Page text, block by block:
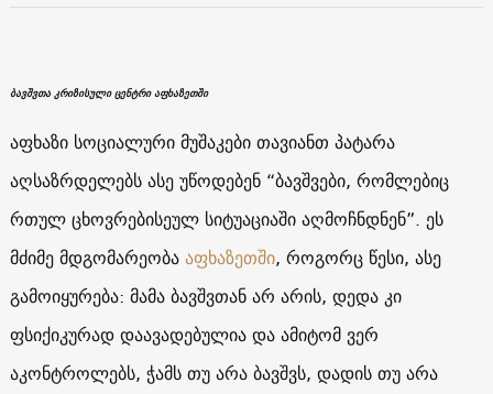
ბავშვთა კრიზისული ცენტრი აფხაზეთში
აფხაზი სოციალური მუშაკები თავიანთ პატარა
აღსაზრდელებს ასე უწოდებენ “ბავშვები, რომლებიც
რთულ ცხოვრებისეულ სიტუაციაში აღმოჩნდნენ”. ეს
მძიმე მდგომარეობააფხაზეთში, როგორც წესი, ასე
გამოიყურება: მამა ბავშვთან არ არის, დედა კი
ფსიქიკურად დაავადებულია და ამიტომ ვერ
აკონტროლებს, ჭამს თუ არა ბავშვს, დადის თუ არა